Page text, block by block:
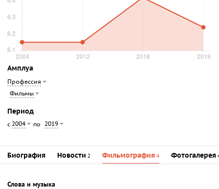
Амплуа
Профессия
Фильмы
Период
с 2004 по 2019
Биография Новости 2 Фильмография 4 Фотогалерея
Слова и музыка